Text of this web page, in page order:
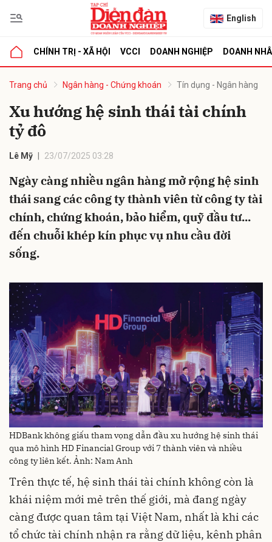
English
CHÍNH TRỊ - XÃ HỘI VCCI DOANH NGHIỆP DOANH
Trang chủ Ngân hàng - Chứng khoán Tín dụng - Ngân hàng
Xu hướng hệ sinh thái tài chính
tỷ đô
Lê Mỹ 23/07/2025 03:28
Ngày càng nhiều ngân hàng mở rộng hệ sinh
thái sang các công ty thành viên từ công ty tài
chính, chứng khoán, bảo hiểm, quỹ đầu tư...
đến chuỗi khép kín phục vụ nhu cầu đời
sống.
HDBank không giấu tham vọng dẫn đầu xu hướng hệ sinh thái
qua mô hình HD Financial Group với 7 thành viên và nhiều
công ty liên kết. Ảnh: Nam Anh
Trên thực tế, hệ sinh thái tài chính không còn là
khái niệm mới mẻ trên thế giới, mà đang ngày
càng được quan tâm tại Việt Nam, nhất là khi các
tổ chức tài chính nhận ra rằng dữ liệu, kênh phân
luận
Hủy